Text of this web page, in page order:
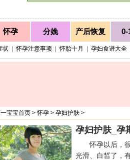
怀孕 分娩 产后恢复 0-
状 |怀孕注意事项 |怀胎十月 孕妇食谱大全
宝宝首页 >怀孕 > 孕妇护肤 >
孕妇护肤_孕
怀孕以后，很
光滑、白皙了，